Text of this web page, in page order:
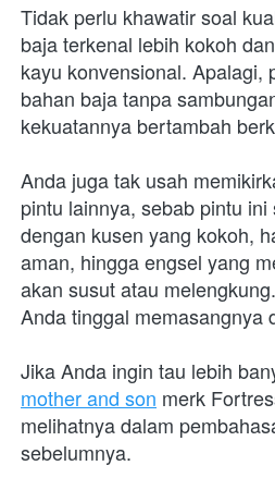
Tidak perlu khawatir soal
baja terkenal lebih kokoh
kayu konvensional. Apalagi,
bahan baja tanpa
kekuatannya bertambah
Anda juga tak usah
pintu lainnya, sebab pintu
dengan kusen yang kokoh,
aman, hingga engsel yang
akan susut atau
Anda tinggal memasangnya
Jika Anda ingin tau lebih
mother and son merk
melihatnya dalam
sebelumnya.